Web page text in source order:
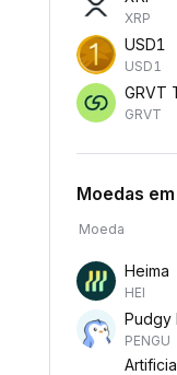
XRP
USD1
USD1
GRVT
GRVT
Moedas
Moeda
Heima
HEI
Pudgy
PENGU